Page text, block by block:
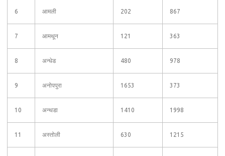
6 आमली 202 867
7 आमथून 121 363
8 अन्धेड 480 978
9 अनोपपुरा 1653 373
10 अन्थडा 1410 1998
11 अस्तोली 630 1215